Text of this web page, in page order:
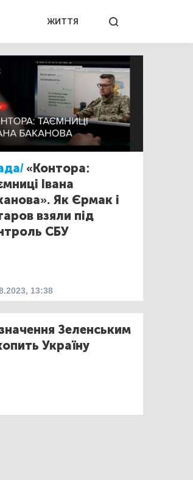
ЖИТТЯ
«Контора:
Івана
Як Єрмак і
взяли під
СБУ
13:38
Зеленським
Україну